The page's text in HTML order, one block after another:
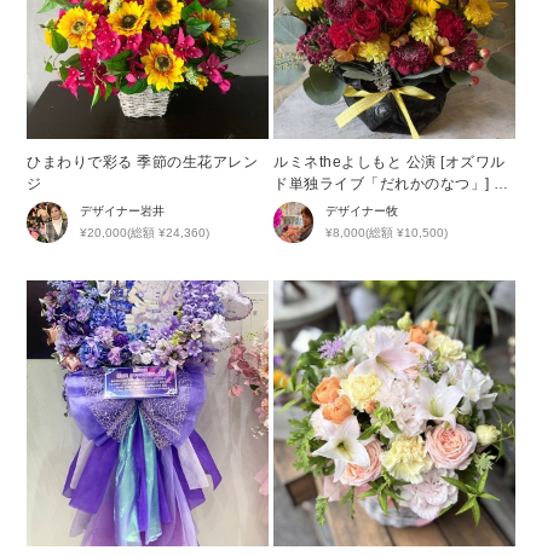
ひまわりで彩る 季節の生花アレン
ジ
デザイナー岩井
¥20,000(総額 ¥24,360)
ルミネtheよしもと 公演 [オズワル
ド単独ライブ「だれかのなつ」] オ
ズワルド ご出演祝い花・楽屋花
デザイナー牧
¥8,000(総額 ¥10,500)